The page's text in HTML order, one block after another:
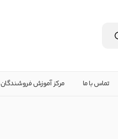
تماس با ما مرکز آموزش فروشندگان